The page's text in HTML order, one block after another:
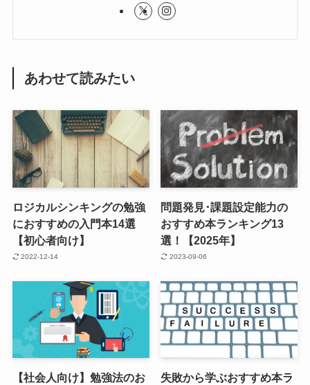
あわせて読みたい
ロジカルシンキングの勉強
におすすめの入門本14選
【初心者向け】
2022-12-14
問題発見･課題設定能力の
おすすめ本ランキング13
選！【2025年】
2023-09-06
【社会人向け】勉強法のお
失敗から学ぶおすすめ本ラ